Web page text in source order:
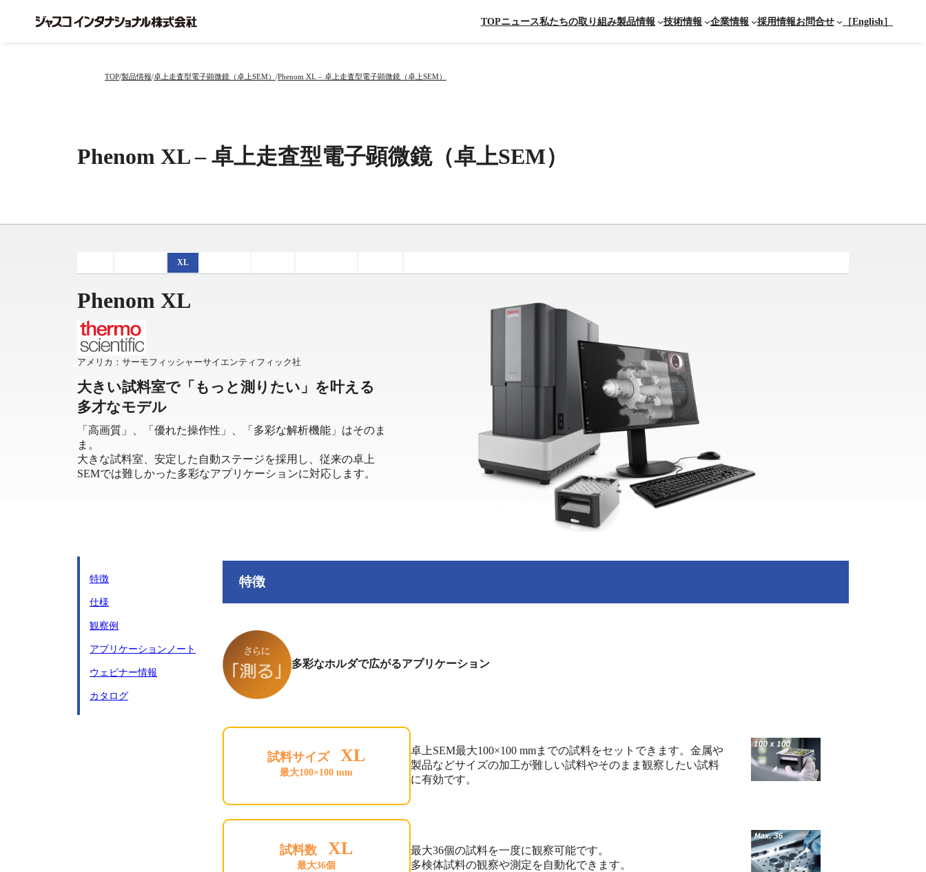
TOPニュース私たちの取り組み製品情報 技術情報 企業情報 採用情報お問合せ ［English］
TOP 製品情報 卓上走査型電子顕微鏡（卓上SEM） Phenom XL – 卓上走査型電子顕微鏡（卓上SEM）
Phenom XL – 卓上走査型電子顕微鏡（卓上SEM）
XL
Phenom XL
アメリカ：サーモフィッシャーサイエンティフィック社
大きい試料室で「もっと測りたい」を叶える
多才なモデル
「高画質」、「優れた操作性」、「多彩な解析機能」はそのま
ま。
大きな試料室、安定した自動ステージを採用し、従来の卓上
SEMでは難しかった多彩なアプリケーションに対応します。
特徴
仕様
観察例
アプリケーションノート
ウェビナー情報
カタログ
特徴
多彩なホルダで広がるアプリケーション
試料サイズ XL
最大100×100 mm
卓上SEM最大100×100 mmまでの試料をセットできます。金属や
製品などサイズの加工が難しい試料やそのまま観察したい試料
に有効です。
試料数 XL
最大36個
最大36個の試料を一度に観察可能です。
多検体試料の観察や測定を自動化できます。